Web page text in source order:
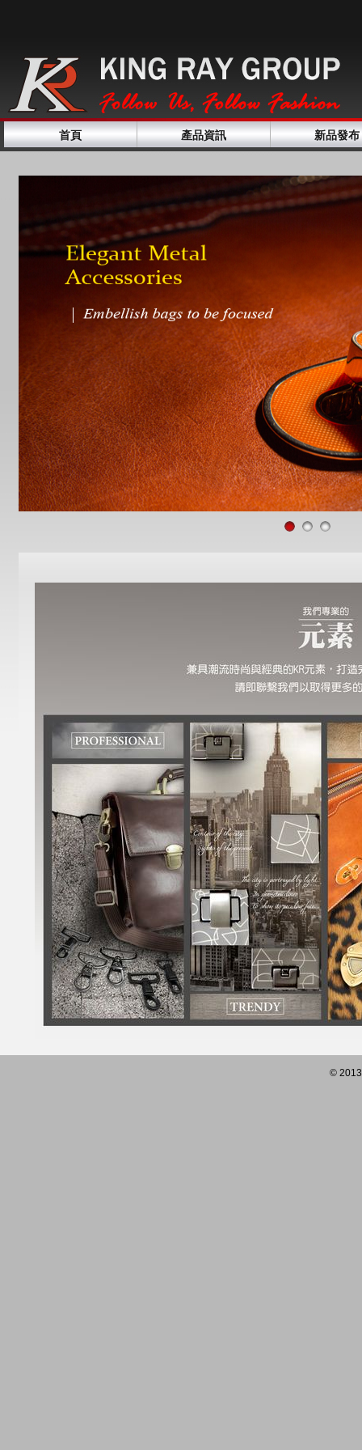
首頁 產品資訊 新品發布
©